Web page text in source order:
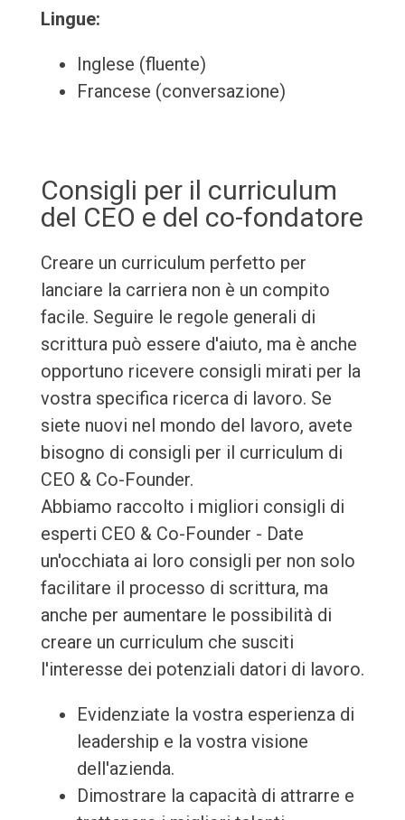
Lingue:
Inglese (fluente)
Francese (conversazione)
Consigli per il curriculum
del CEO e del co-fondatore
Creare un curriculum perfetto per
lanciare la carriera non è un compito
facile. Seguire le regole generali di
scrittura può essere d'aiuto, ma è anche
opportuno ricevere consigli mirati per la
vostra specifica ricerca di lavoro. Se
siete nuovi nel mondo del lavoro, avete
bisogno di consigli per il curriculum di
CEO & Co-Founder.
Abbiamo raccolto i migliori consigli di
esperti CEO & Co-Founder - Date
un'occhiata ai loro consigli per non solo
facilitare il processo di scrittura, ma
anche per aumentare le possibilità di
creare un curriculum che susciti
l'interesse dei potenziali datori di lavoro.
Evidenziate la vostra esperienza di
leadership e la vostra visione
dell'azienda.
Dimostrare la capacità di attrarre e